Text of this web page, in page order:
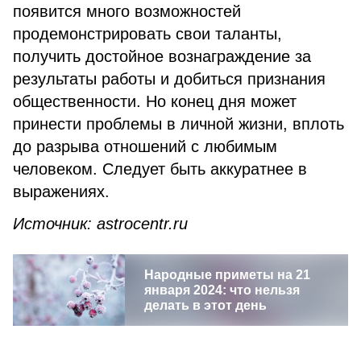
появится много возможностей
продемонстрировать свои таланты,
получить достойное вознаграждение за
результаты работы и добиться признания
общественности. Но конец дня может
принести проблемы в личной жизни, вплоть
до разрыва отношений с любимым
человеком. Следует быть аккуратнее в
выражениях.
Источник: astrocentr.ru
Народные приметы на 21
января 2024: что нельзя
делать в этот день